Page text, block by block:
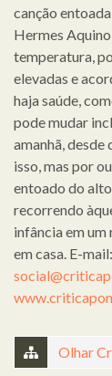
canção
Hermes
temperatura,
elevadas e
haja saúde,
pode mudar
amanhã,
isso, mas por
entoado do
recorrendo
infância em
em casa. E-mail:
Olhar